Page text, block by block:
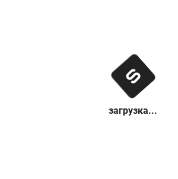
загрузка...